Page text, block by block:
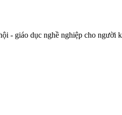
- giáo dục nghề nghiệp cho người